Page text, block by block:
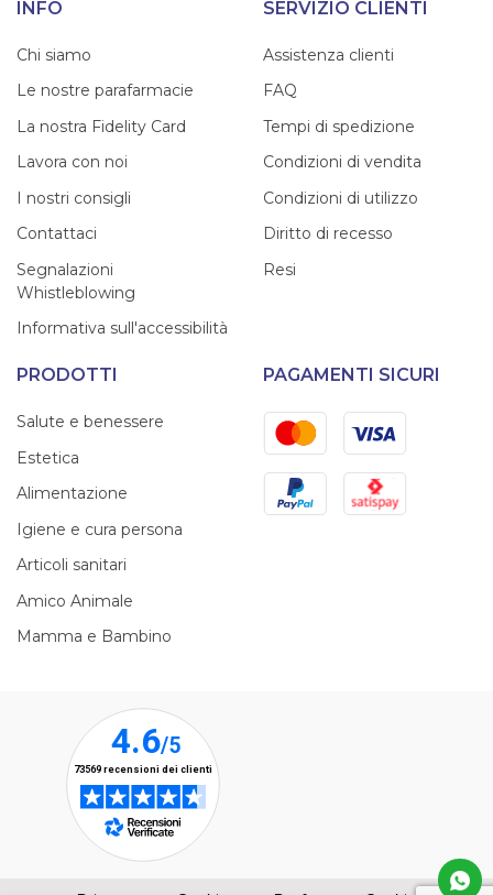
INFO
Chi siamo
Le nostre parafarmacie
La nostra Fidelity Card
Lavora con noi
I nostri consigli
Contattaci
Segnalazioni
Whistleblowing
Informativa sull'accessibilità
SERVIZIO CLIENTI
Assistenza clienti
FAQ
Tempi di spedizione
Condizioni di vendita
Condizioni di utilizzo
Diritto di recesso
Resi
PRODOTTI
Salute e benessere
Estetica
Alimentazione
Igiene e cura persona
Articoli sanitari
Amico Animale
Mamma e Bambino
PAGAMENTI SICURI
MastercardVisa
PayPal Satispay